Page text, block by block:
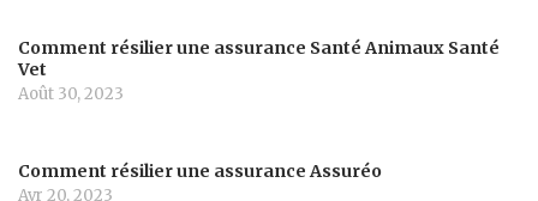
Comment résilier une assurance Santé Animaux Santé
Vet
Août 30, 2023
Comment résilier une assurance Assuréo
Avr 20, 2023